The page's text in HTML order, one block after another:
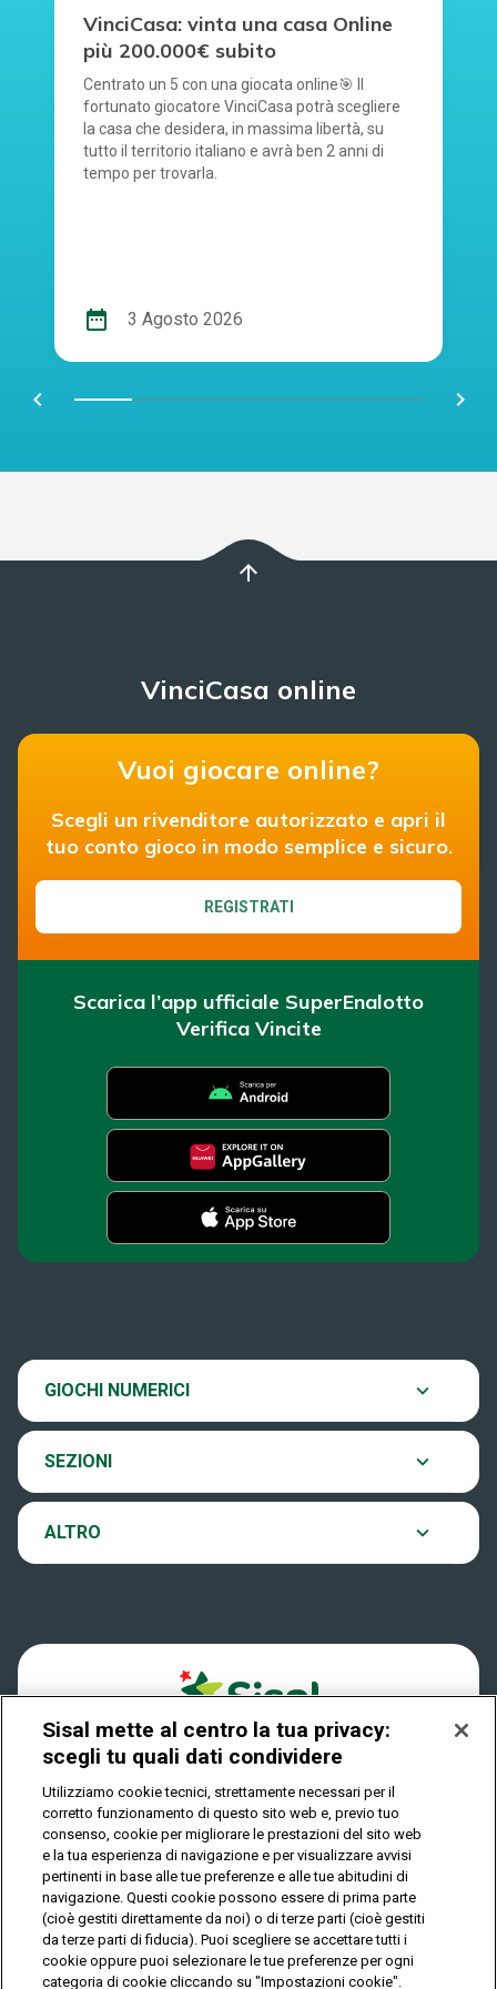
VinciCasa: vinta una casa Online
più 200.000€ subito
Centrato un 5 con una giocata online🎯 Il
fortunato giocatore VinciCasa potrà scegliere
la casa che desidera, in massima libertà, su
tutto il territorio italiano e avrà ben 2 anni di
tempo per trovarla.
date_range 3 Agosto 2026
chevron_left navigate_next
arrow_upward
VinciCasa online
Vuoi giocare online?
Scegli un rivenditore autorizzato e apri il
tuo conto gioco in modo semplice e sicuro.
REGISTRATI
Scarica l’app ufficiale SuperEnalotto
Verifica Vincite
GIOCHI NUMERICI
SuperEnalotto
EuroJackpot
VinciCasa
Play Your Date
SEZIONI
Scopri il gioco
Ultima estrazione
Archivio estrazioni
ALTRO
Contatti
Notifiche
Privacy
IL GIOCO È VIETATO AI MINORI E PUÒ CAUSARE
DIPENDENZA PATOLOGICA
© Copyright Sisal Italia S.p.A. - P.I. 02433760135
Privacy Cookies
Mappa
del
Sisal mette al centro la tua privacy:
scegli tu quali dati condividere
Utilizziamo cookie tecnici, strettamente necessari per il
corretto funzionamento di questo sito web e, previo tuo
consenso, cookie per migliorare le prestazioni del sito web
e la tua esperienza di navigazione e per visualizzare avvisi
pertinenti in base alle tue preferenze e alle tue abitudini di
navigazione. Questi cookie possono essere di prima parte
(cioè gestiti direttamente da noi) o di terze parti (cioè gestiti
da terze parti di fiducia). Puoi scegliere se accettare tutti i
cookie oppure puoi selezionare le tue preferenze per ogni
categoria di cookie cliccando su "Impostazioni cookie".